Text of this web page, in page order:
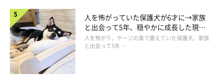
人を怖がっていた保護犬が6才に→家族
と出会って5年、穏やかに成長した現在
の姿にグッとくる
人を怖がり、ケージの奥で震えていた保護犬。家族
と出会って5年 …